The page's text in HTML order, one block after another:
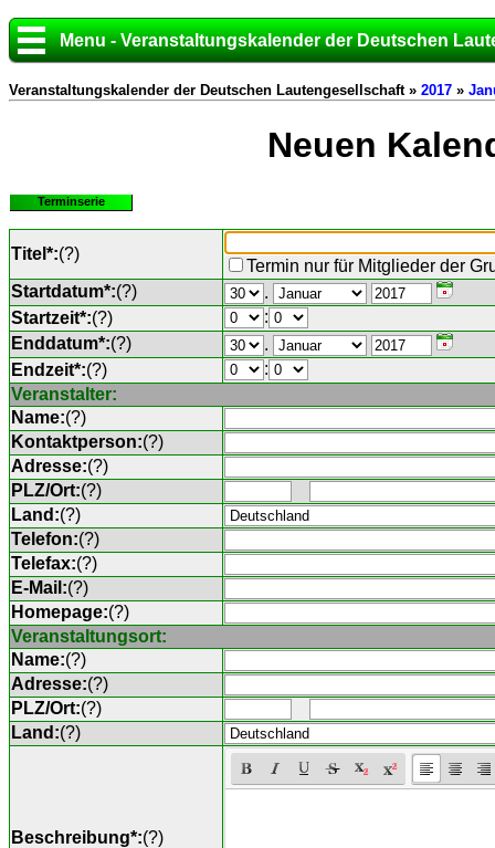
Menu - Veranstaltungskalender der Deutschen
Veranstaltungskalender der Deutschen Lautengesellschaft » 2017 »
Neuen
Terminserie
Titel*:(?)
Termin nur für Mitglieder der
Startdatum*:(?)
.
Startzeit*:(?)
:
Enddatum*:(?)
.
Endzeit*:(?)
:
Veranstalter:
Name:(?)
Kontaktperson:(?)
Adresse:(?)
PLZ/Ort:(?)
Land:(?)
Telefon:(?)
Telefax:(?)
E-Mail:(?)
Homepage:(?)
Veranstaltungsort:
Name:(?)
Adresse:(?)
PLZ/Ort:(?)
Land:(?)
Beschreibung*:(?)